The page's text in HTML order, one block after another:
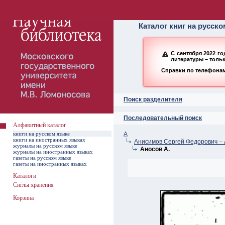
Каталог книг на
С сентября 2022
литературы –
Справки по
Поиск разделителя
Последовательный поиск
А
Анисимов Сергей Федорович –
Аносов А.
Алфавитный каталог
книги на русском языке
книги на иностранных языках
журналы на русском языке
журналы на иностранных языках
газеты на русском языке
газеты на иностранных языках
Каталоги
Сиглы хранения
Корзина